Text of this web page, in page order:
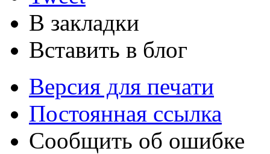
В закладки
Вставить в блог
Версия для печати
Постоянная ссылка
Сообщить об ошибке